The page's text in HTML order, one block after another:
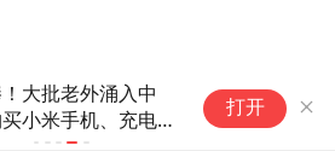
大批老外涌入中
小米手机、充电
等
打开